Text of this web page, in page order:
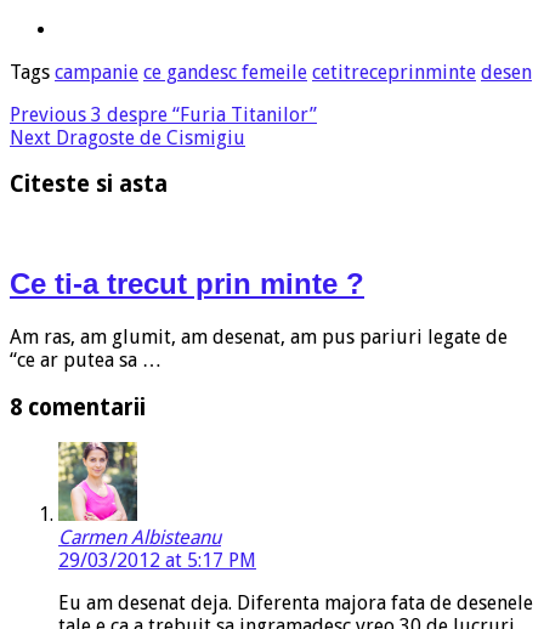
Tags campanie ce gandesc femeile cetitreceprinminte desen
Previous 3 despre “Furia Titanilor”
Next Dragoste de Cismigiu
Citeste si asta
Ce ti-a trecut prin minte ?
Am ras, am glumit, am desenat, am pus pariuri legate de
“ce ar putea sa …
8 comentarii
Carmen Albisteanu
29/03/2012 at 5:17 PM
Eu am desenat deja. Diferenta majora fata de desenele